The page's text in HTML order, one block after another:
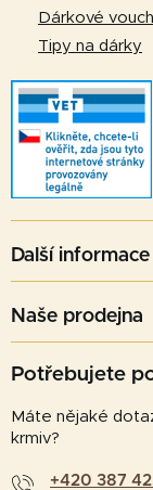
Dárkové
Tipy na dárky
Další informace
Naše prodejna
Potřebujete
Máte nějaké
krmiv?
+420 387